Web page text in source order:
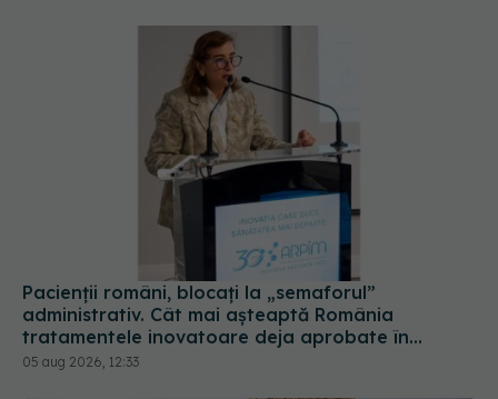
Pacienții români, blocați la „semaforul”
administrativ. Cât mai așteaptă România
tratamentele inovatoare deja aprobate în
Europa
05 aug 2026, 12:33